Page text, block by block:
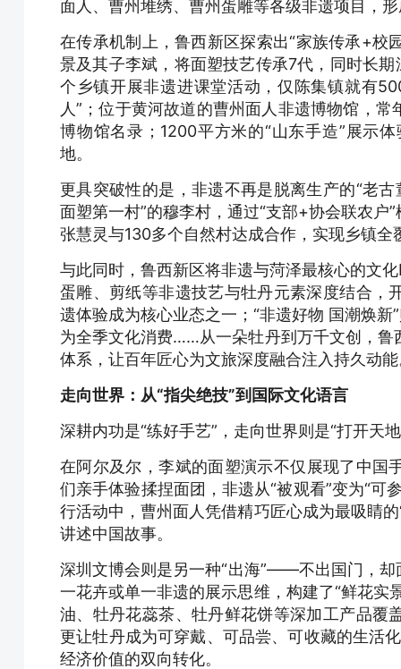
面人、曹州堆绣、曹州蛋雕等各级非遗项目，
在传承机制上，鲁西新区探索出“家族传承+校
景及其子李斌，将面塑技艺传承7代，同时长
个乡镇开展非遗进课堂活动，仅陈集镇就有
人”；位于黄河故道的曹州面人非遗博物馆，
博物馆名录；1200平方米的“山东手造”展示
地。
更具突破性的是，非遗不再是脱离生产的“老
面塑第一村”的穆李村，通过“支部+协会联农
张慧灵与130多个自然村达成合作，实现乡镇
与此同时，鲁西新区将非遗与菏泽最核心的文
蛋雕、剪纸等非遗技艺与牡丹元素深度结合，
遗体验成为核心业态之一；“非遗好物 国潮焕
为全季文化消费……从一朵牡丹到万千文创，鲁
体系，让百年匠心为文旅深度融合注入持久动
走向世界：从“指尖绝技”到国际文化语言
深耕内功是“练好手艺”，走向世界则是“打开天
在阿尔及尔，李斌的面塑演示不仅展现了中
们亲手体验揉捏面团，非遗从“被观看”变为“可
行活动中，曹州面人凭借精巧匠心成为最吸睛
讲述中国故事。
深圳文博会则是另一种“出海”——不出国门，
一花卉或单一非遗的展示思维，构建了“鲜花
油、牡丹花蕊茶、牡丹鲜花饼等深加工产品覆
更让牡丹成为可穿戴、可品尝、可收藏的生活
经济价值的双向转化。